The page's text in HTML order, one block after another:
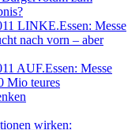
LINKE.Essen: Messe
nach vorn – aber
AUF.Essen: Messe
Mio teures
wirken: